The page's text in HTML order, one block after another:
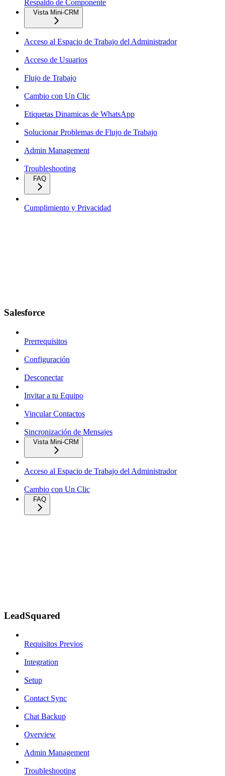
Respaldo de Componente
Vista Mini-CRM
Acceso al Espacio de Trabajo del Administrador
Acceso de Usuarios
Flujo de Trabajo
Cambio con Un Clic
Etiquetas Dinamicas de WhatsApp
Solucionar Problemas de Flujo de Trabajo
Admin Management
Troubleshooting
FAQ
Cumplimiento y Privacidad
Salesforce
Prerrequisitos
Configuración
Desconectar
Invitar a tu Equipo
Vincular Contactos
Sincronización de Mensajes
Vista Mini-CRM
Acceso al Espacio de Trabajo del Administrador
Cambio con Un Clic
FAQ
LeadSquared
Requisitos Previos
Integration
Setup
Contact Sync
Chat Backup
Overview
Admin Management
Troubleshooting